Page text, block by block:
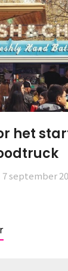
het
7 september